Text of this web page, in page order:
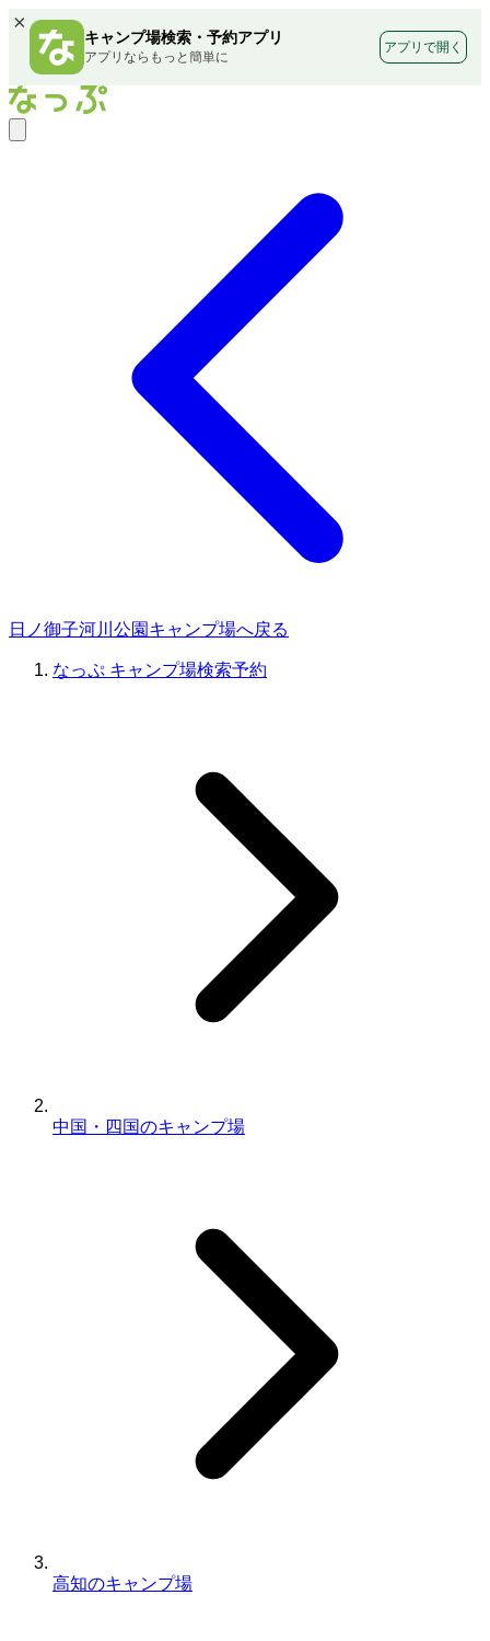
×
キャンプ場検索・予約アプリ
アプリならもっと簡単に
アプリで開く
日ノ御子河川公園キャンプ場へ戻る
なっぷ キャンプ場検索予約
中国・四国のキャンプ場
高知のキャンプ場